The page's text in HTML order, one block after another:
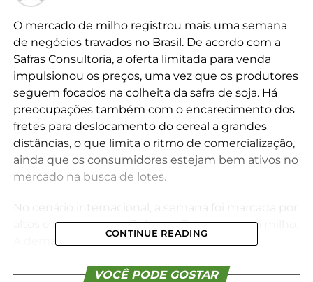
O mercado de milho registrou mais uma semana
de negócios travados no Brasil. De acordo com a
Safras Consultoria, a oferta limitada para venda
impulsionou os preços, uma vez que os produtores
seguem focados na colheita da safra de soja. Há
preocupações também com o encarecimento dos
fretes para deslocamento do cereal a grandes
distâncias, o que limita o ritmo de comercialização,
ainda que os consumidores estejam bem ativos no
mercado na busca de lotes.
altos e baixos em na Bolsa de Chicago para o milho.
A demanda aquecida para o cereal norte-
para a temporada 2024/25 atuaram como fatores
CONTINUE READING
VOCÊ PODE GOSTAR